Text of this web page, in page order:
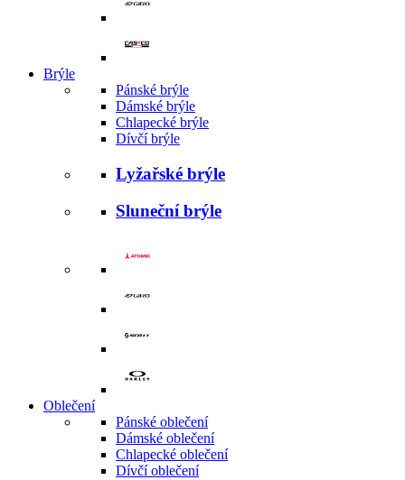
Brýle
Pánské brýle
Dámské brýle
Chlapecké brýle
Dívčí brýle
Lyžařské brýle
Sluneční brýle
Oblečení
Pánské oblečení
Dámské oblečení
Chlapecké oblečení
Dívčí oblečení